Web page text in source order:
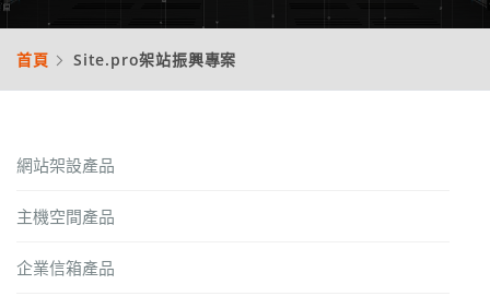
首頁 Site.pro架站振興專案
網站架設產品
主機空間產品
企業信箱產品